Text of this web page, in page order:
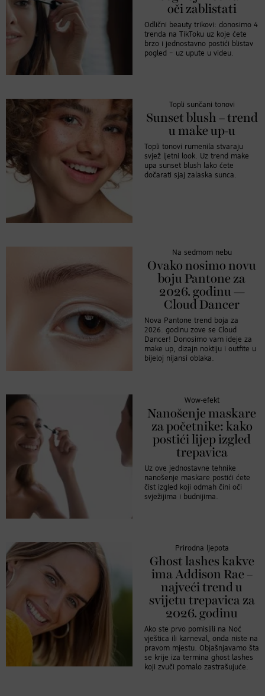
oči zablistati
Odlični beauty trikovi: donosimo 4
trenda na TikToku uz koje ćete
brzo i jednostavno postići blistav
pogled – uz upute u videu.
Topli sunčani tonovi
Sunset blush – trend
u make up-u
Topli tonovi rumenila stvaraju
svjež ljetni look. Uz trend make
upa sunset blush lako ćete
dočarati sjaj zalaska sunca.
Na sedmom nebu
Ovako nosimo novu
boju Pantone za
2026. godinu —
Cloud Dancer
Nova Pantone trend boja za
2026. godinu zove se Cloud
Dancer! Donosimo vam ideje za
make up, dizajn noktiju i outfite u
bijeloj nijansi oblaka.
Wow-efekt
Nanošenje maskare
za početnike: kako
postići lijep izgled
trepavica
Uz ove jednostavne tehnike
nanošenje maskare postići ćete
čist izgled koji odmah čini oči
svježijima i budnijima.
Prirodna ljepota
Ghost lashes kakve
ima Addison Rae –
najveći trend u
svijetu trepavica za
2026. godinu
Ako ste prvo pomislili na Noć
vještica ili karneval, onda niste na
pravom mjestu. Objašnjavamo šta
se krije iza termina ghost lashes
koji zvuči pomalo zastrašujuće.